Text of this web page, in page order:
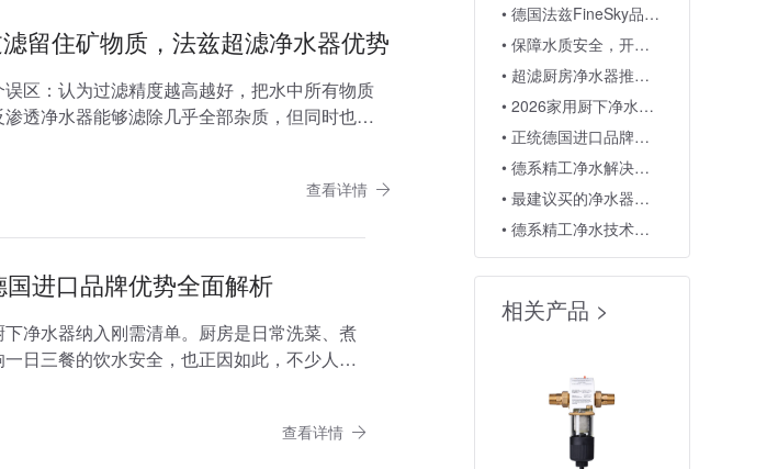
留住矿物质，法兹超滤净水器优势
区：认为过滤精度越高越好，把水中所有物质
透净水器能够滤除几乎全部杂质，但同时也带
查看详情
进口品牌优势全面解析
净水器纳入刚需清单。厨房是日常洗菜、煮
日三餐的饮水安全，也正因如此，不少人搜
查看详情
• 德国法兹FineSky品牌简介-德国法兹全屋净水
• 保障水质安全，开启财富之门：加盟德国FineSky法兹净水
• 超滤厨房净水器推荐：适度过滤留住矿物质，法兹超滤净水器优势
• 2026家用厨下净水器推荐，德国进口品牌优势全面解析
• 正统德国进口品牌代理政策，FineSky法兹面向全国招商
• 德系精工净水解决方案，2026家用净水器优选品牌FineSky法兹
• 最建议买的净水器品牌｜德国FineSky法兹全屋水质分层守护
• 德系精工净水技术，赋能高品质居家烟火生活
相关产品 >